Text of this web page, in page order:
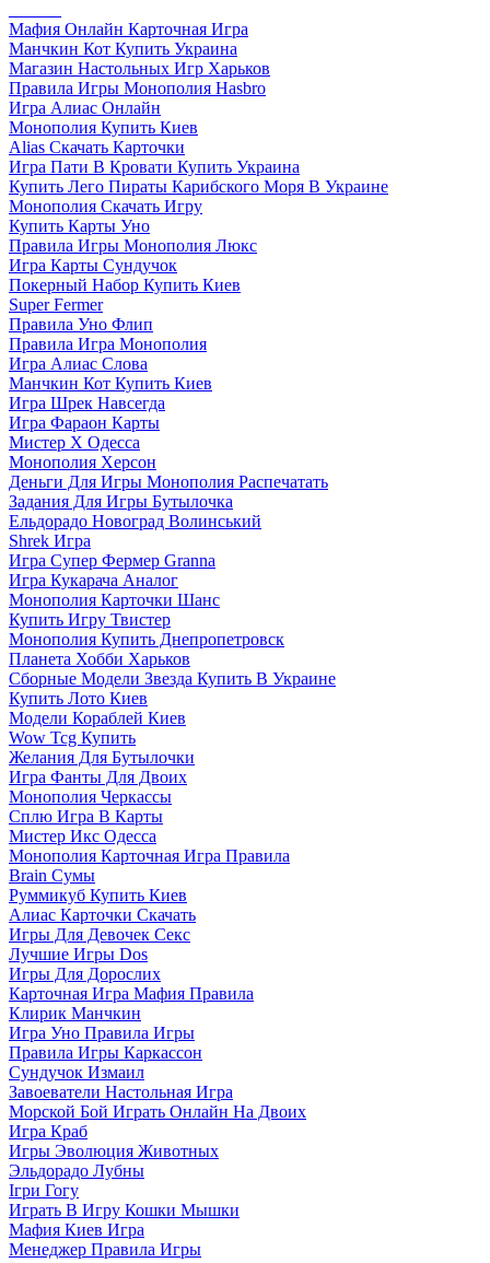
Мафия Онлайн Карточная Игра
Манчкин Кот Купить Украина
Магазин Настольных Игр Харьков
Правила Игры Монополия Hasbro
Игра Алиас Онлайн
Монополия Купить Киев
Alias Скачать Карточки
Игра Пати В Кровати Купить Украина
Купить Лего Пираты Карибского Моря В Украине
Монополия Скачать Игру
Купить Карты Уно
Правила Игры Монополия Люкс
Игра Карты Сундучок
Покерный Набор Купить Киев
Super Fermer
Правила Уно Флип
Правила Игра Монополия
Игра Алиас Слова
Манчкин Кот Купить Киев
Игра Шрек Навсегда
Игра Фараон Карты
Мистер Х Одесса
Монополия Херсон
Деньги Для Игры Монополия Распечатать
Задания Для Игры Бутылочка
Ельдорадо Новоград Волинський
Shrek Игра
Игра Супер Фермер Granna
Игра Кукарача Аналог
Монополия Карточки Шанс
Купить Игру Твистер
Монополия Купить Днепропетровск
Планета Хобби Харьков
Сборные Модели Звезда Купить В Украине
Купить Лото Киев
Модели Кораблей Киев
Wow Tcg Купить
Желания Для Бутылочки
Игра Фанты Для Двоих
Монополия Черкассы
Сплю Игра В Карты
Мистер Икс Одесса
Монополия Карточная Игра Правила
Brain Сумы
Руммикуб Купить Киев
Алиас Карточки Скачать
Игры Для Девочек Секс
Лучшие Игры Dos
Игры Для Дорослих
Карточная Игра Мафия Правила
Клирик Манчкин
Игра Уно Правила Игры
Правила Игры Каркассон
Сундучок Измаил
Завоеватели Настольная Игра
Морской Бой Играть Онлайн На Двоих
Игра Краб
Игры Эволюция Животных
Эльдорадо Лубны
Ігри Гогу
Играть В Игру Кошки Мышки
Мафия Киев Игра
Менеджер Правила Игры